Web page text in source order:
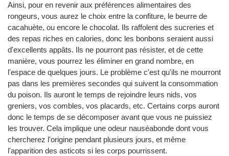
Ainsi, pour en revenir aux préférences alimentaires des
rongeurs, vous aurez le choix entre la confiture, le beurre de
cacahuète, ou encore le chocolat. Ils raffolent des sucreries et
des repas riches en calories, donc les bonbons seraient aussi
d'excellents appâts. Ils ne pourront pas résister, et de cette
manière, vous pourrez les éliminer en grand nombre, en
l'espace de quelques jours. Le problème c'est qu'ils ne mourront
pas dans les premières secondes qui suivent la consommation
du poison. Ils auront le temps de rejoindre leurs nids, vos
greniers, vos combles, vos placards, etc. Certains corps auront
donc le temps de se décomposer avant que vous ne puissiez
les trouver. Cela implique une odeur nauséabonde dont vous
chercherez l'origine pendant plusieurs jours, et même
l'apparition des asticots si les corps pourrissent.